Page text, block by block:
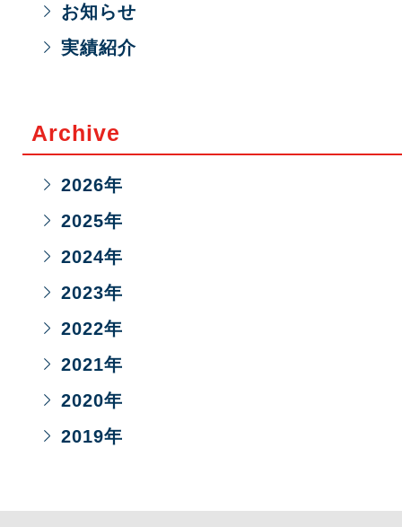
お知らせ
実績紹介
Archive
2026年
2025年
2024年
2023年
2022年
2021年
2020年
2019年